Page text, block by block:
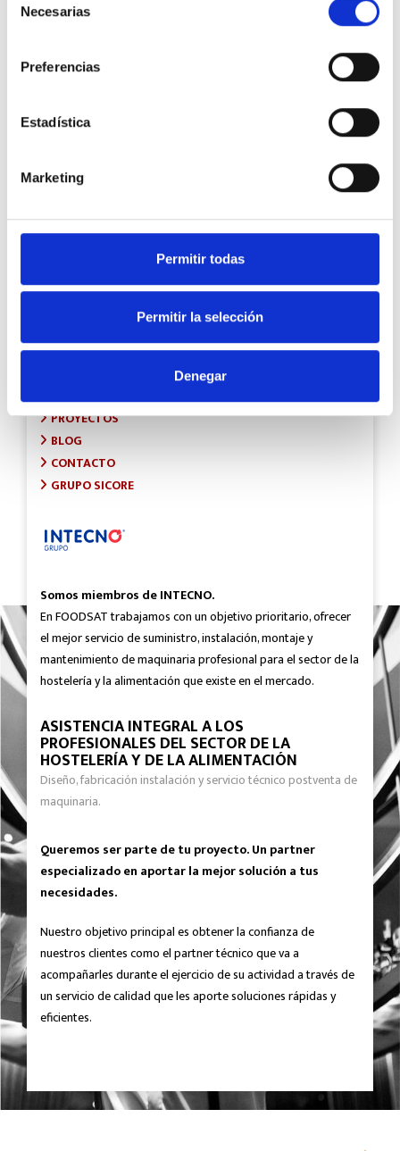
Necesarias
Preferencias
Estadística
Marketing
Permitir todas
Permitir la selección
Denegar
Soluciones en equipamiento
de Hostelería y frío industrial.
INICIO
PROYECTOS
BLOG
CONTACTO
GRUPO SICORE
Somos miembros de INTECNO.
En FOODSAT trabajamos con un objetivo prioritario, ofrecer
el mejor servicio de suministro, instalación, montaje y
mantenimiento de maquinaria profesional para el sector de la
hostelería y la alimentación que existe en el mercado.
ASISTENCIA INTEGRAL A LOS
PROFESIONALES DEL SECTOR DE LA
HOSTELERÍA Y DE LA ALIMENTACIÓN
Diseño, fabricación instalación y servicio técnico postventa de
maquinaria.
Queremos ser parte de tu proyecto. Un partner
especializado en aportar la mejor solución a tus
necesidades.
Nuestro objetivo principal es obtener la confianza de
nuestros clientes como el partner técnico que va a
acompañarles durante el ejercicio de su actividad a través de
un servicio de calidad que les aporte soluciones rápidas y
eficientes.